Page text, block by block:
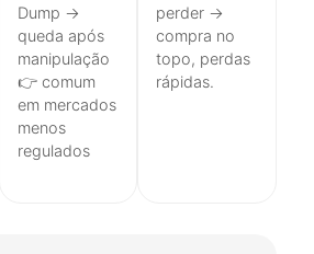
Dump →
queda após
manipulação
👉 comum
em mercados
menos
regulados
perder →
compra no
topo, perdas
rápidas.